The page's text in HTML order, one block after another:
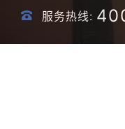
服务热线: